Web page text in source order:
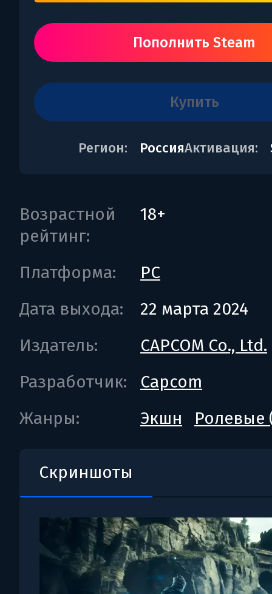
Пополнить Steam
купить
Регион: РоссияАктивация:
Возрастной
рейтинг:
18+
Платформа:
PC
Дата выхода:
22 марта 2024
Издатель:
CAPCOM Co., Ltd.
Разработчик:
Capcom
Жанры:
Экшн Ролевые
Скриншоты